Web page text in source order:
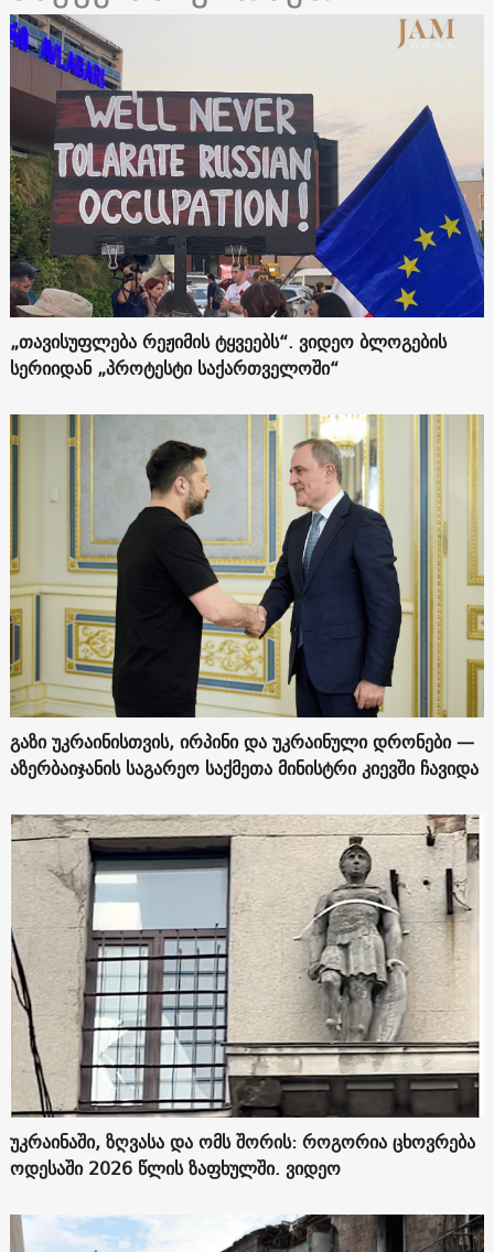
„თავისუფლება რეჟიმის ტყვეებს“. ვიდეო ბლოგების
სერიიდან „პროტესტი საქართველოში“
გაზი უკრაინისთვის, ირპინი და უკრაინული დრონები —
აზერბაიჯანის საგარეო საქმეთა მინისტრი კიევში ჩავიდა
უკრაინაში, ზღვასა და ომს შორის: როგორია ცხოვრება
ოდესაში 2026 წლის ზაფხულში. ვიდეო